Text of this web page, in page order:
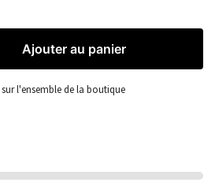
Ajouter au panier
l'ensemble de la boutique